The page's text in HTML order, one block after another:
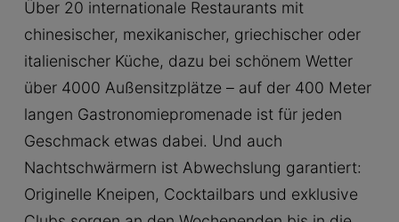
Über 20 internationale Restaurants mit
chinesischer, mexikanischer, griechischer oder
italienischer Küche, dazu bei schönem Wetter
über 4000 Außensitzplätze – auf der 400 Meter
langen Gastronomiepromenade ist für jeden
Geschmack etwas dabei. Und auch
Nachtschwärmern ist Abwechslung garantiert:
Originelle Kneipen, Cocktailbars und exklusive